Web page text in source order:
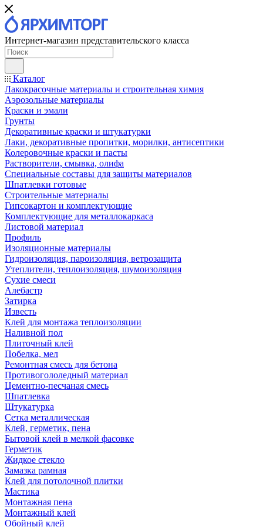
Интернет-магазин представительского класса
Каталог
Лакокрасочные материалы и строительная химия
Аэрозольные материалы
Краски и эмали
Грунты
Декоративные краски и штукатурки
Лаки, декоративные пропитки, морилки, антисептики
Колеровочные краски и пасты
Растворители, смывка, олифа
Специальные составы для защиты материалов
Шпатлевки готовые
Строительные материалы
Гипсокартон и комплектующие
Комплектующие для металлокаркаса
Листовой материал
Профиль
Изоляционные материалы
Гидроизоляция, пароизоляция, ветрозащита
Утеплители, теплоизоляция, шумоизоляция
Сухие смеси
Алебастр
Затирка
Известь
Клей для монтажа теплоизоляции
Наливной пол
Плиточный клей
Побелка, мел
Ремонтная смесь для бетона
Противогололедный материал
Цементно-песчаная смесь
Шпатлевка
Штукатурка
Сетка металлическая
Клей, герметик, пена
Бытовой клей в мелкой фасовке
Герметик
Жидкое стекло
Замазка рамная
Клей для потолочной плитки
Мастика
Монтажная пена
Монтажный клей
Обойный клей